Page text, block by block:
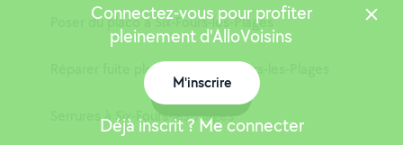
Poser du placo à Six-Fours-les-Plages
Réparer fuite plomberie à Six-Fours-les-Plages
Serrures à Six-Fours-les-Plages
Connectez-vous pour profiter
pleinement d'AlloVoisins
M'inscrire
Déjà inscrit ? Me connecter